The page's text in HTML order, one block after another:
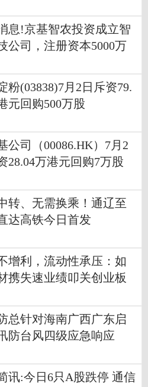
息!京基智农投资成立智
公司，注册资本5000万
粉(03838)7月2日斥资79.
元回购500万股
公司（00086.HK）7月2
28.04万港元回购7万股
转、无需换乘！通辽至
达高铁今日首发
增利，流动性承压：如
携失速业绩叩关创业板
总针对海南广西广东启
防台风四级应急响应
讯:今日6只A股跌停 通信